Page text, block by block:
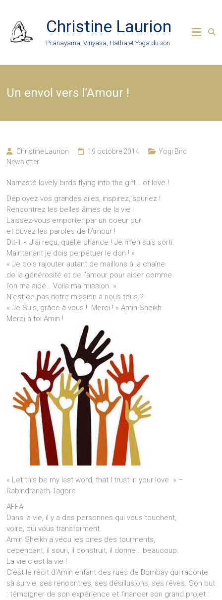
content
Christine Laurion
Pranayama, Vinyasa, Hatha et Yoga du son
Un envol vers l’Amour !
Christine Laurion 19 octobre 2014
Yogi Bird
Newsletter
Namasté lovely birds flying into the gift… of love !
Déployez vos grandes ailes, inspirez, souriez !
Rencontrez les belles âmes de la vie !
Laissez-vous emporter par un coeur pur
et buvez les paroles de l’Amour !
Dit-il, « J’ai reçu, quelle chance ! Je m’en suis sorti.
Maintenant je dois perpétuer le don ! »
« Je dois rajouter autant de maillons à la chaîne
de la générosité et de l’amour pour aider comme
l’on ma aidé… Voila ma mission. »
N’est-ce pas notre mission à nous tous ?
« Je Suis, grâce à vous ! Merci ! » Amin Sheikh
Merci à toi Amin !
« Let this be my last word, that I trust in your love. » –
Rabindranath Tagore
AFEA
Dans la vie, il y a des personnes qui vous touchent,
voire, qui vous transforment.
Amin Sheikh a vécu les pires des tourments,
cependant, il souri, il construit, il donne… beaucoup.
La vie c’est la vie !
C’est le récit d’Amin enfant des rues de Bombay qui raconte
sa survie, ses rencontres, ses désillusions, ses rêves. Son but
: témoigner de son expérience et financer son grand projet :